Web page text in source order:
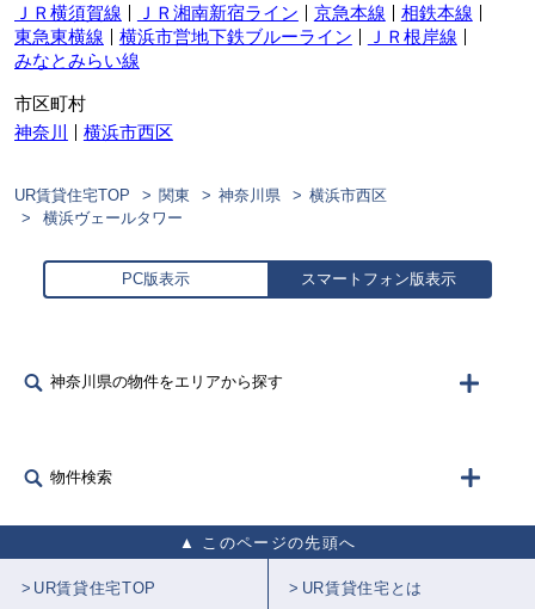
ＪＲ横須賀線
ＪＲ湘南新宿ライン 京急本線
相鉄本線
東急東横線
横浜市営地下鉄ブルーライン
ＪＲ根岸線
みなとみらい線
市区町村
神奈川
横浜市西区
UR賃貸住宅TOP 関東 神奈川県
横浜市西区
横浜ヴェールタワー
PC版表示 スマートフォン版表示
神奈川県の物件をエリアから探す
物件検索
このページの先頭へ
UR賃貸住宅TOP UR賃貸住宅とは